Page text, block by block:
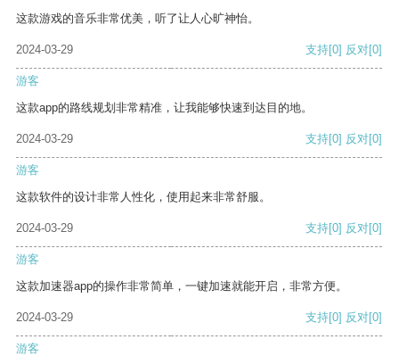
这款游戏的音乐非常优美，听了让人心旷神怡。
2024-03-29 支持[0] 反对[0]
游客
这款app的路线规划非常精准，让我能够快速到达目的地。
2024-03-29 支持[0] 反对[0]
游客
这款软件的设计非常人性化，使用起来非常舒服。
2024-03-29 支持[0] 反对[0]
游客
这款加速器app的操作非常简单，一键加速就能开启，非常方便。
2024-03-29 支持[0] 反对[0]
游客